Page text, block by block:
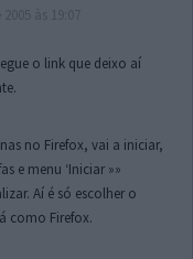
o link que deixo aí
no Firefox, vai a iniciar,
e menu ‘Iniciar »»
Aí é só escolher o
como Firefox.